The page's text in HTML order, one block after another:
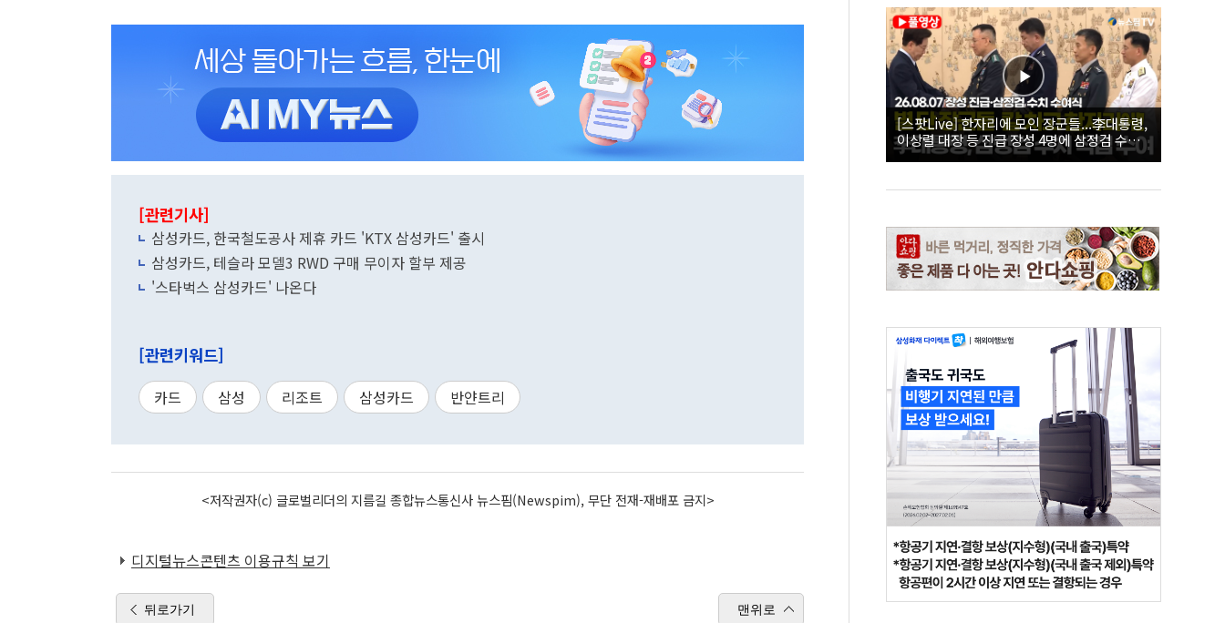
[관련기사]
삼성카드, 한국철도공사 제휴 카드 'KTX 삼성카드' 출시
삼성카드, 테슬라 모델3 RWD 구매 무이자 할부 제공
'스타벅스 삼성카드' 나온다
[관련키워드]
카드 삼성 리조트 삼성카드 반얀트리
<저작권자(c) 글로벌리더의 지름길 종합뉴스통신사 뉴스핌(Newspim), 무단 전재-재배포 금지>
디지털뉴스콘텐츠 이용규칙 보기
뒤로가기 맨위로
[스팟Live] 한자리에 모인 장군들...李대통령,
이상렬 대장 등 진급 장성 4명에 삼정검 수치
직접 수여｜26.08.07 장성 진급·삼정검 수치